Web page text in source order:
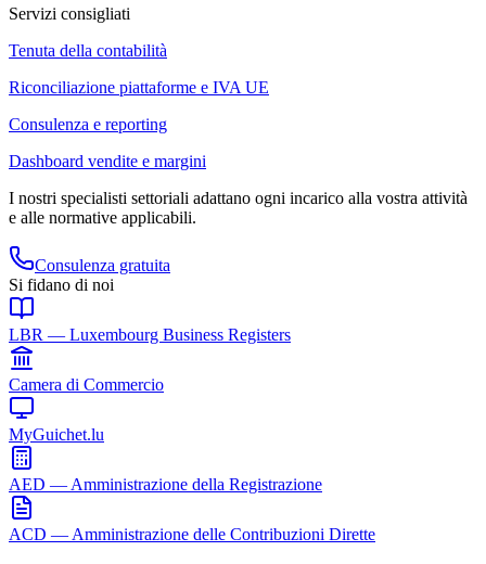
Servizi consigliati
Tenuta della contabilità
Riconciliazione piattaforme e IVA UE
Consulenza e reporting
Dashboard vendite e margini
I nostri specialisti settoriali adattano ogni incarico alla vostra attività
e alle normative applicabili.
Consulenza gratuita
Si fidano di noi
LBR — Luxembourg Business Registers
Camera di Commercio
MyGuichet.lu
AED — Amministrazione della Registrazione
ACD — Amministrazione delle Contribuzioni Dirette